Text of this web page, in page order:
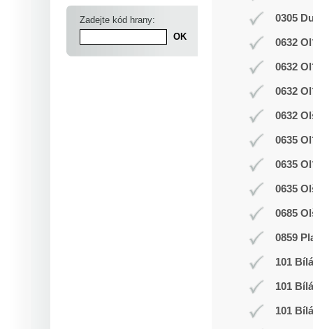
Zadejte kód hrany: 0305
0632
0632
0632
0632
0635
0635
0635
0685
0859
101
101
101